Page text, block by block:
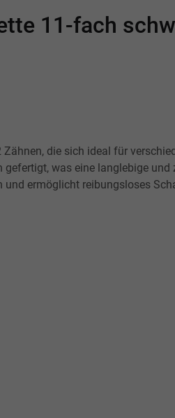
11-fach
die sich ideal für
was eine langlebige
ermöglicht reibungsloses